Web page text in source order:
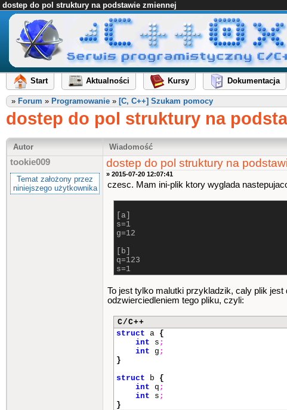
dostep do pol struktury na podstawie zmiennej
Start Aktualności Kursy Dokumentacja
» Forum » Programowanie » [C, C++] Szukam pomocy
dostep do pol struktury na
Autor
Wiadomość
tookie009
Temat założony przez
niniejszego użytkownika
dostep do pol struktury na
» 2015-07-20 12:07:41
czesc. Mam ini-plik ktory wyglada
[a]
s=1
g=12
[b]
q=123
s=1
To jest tylko malutki przykladzik, caly plik
odzwierciedleniem tego pliku, czyli:
C/C++
struct a {
int s ;
int g ;
}
struct b {
int q ;
int s ;
}